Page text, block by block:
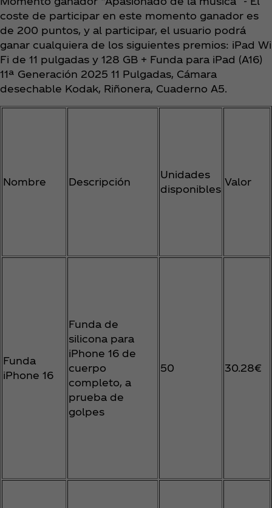
coste de participar en este momento ganador es
de 200 puntos, y al participar, el usuario podrá
ganar cualquiera de los siguientes premios: iPad Wi
Fi de 11 pulgadas y 128 GB + Funda para iPad (A16)
11ª Generación 2025 11 Pulgadas, Cámara
desechable Kodak, Riñonera, Cuaderno A5.
Nombre Descripción
Unidades
disponibles
Valor
Funda
iPhone 16
Funda de
silicona para
iPhone 16 de
cuerpo
completo, a
prueba de
golpes
50 30.28€